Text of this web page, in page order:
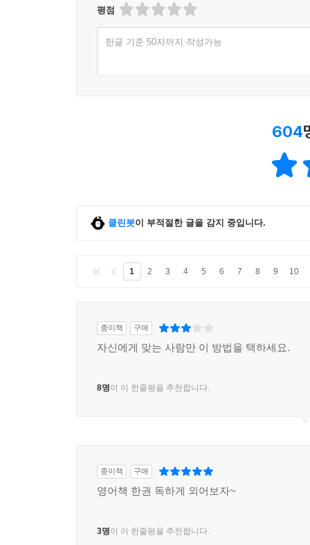
평점
한글 기준 50자까지 작성가능
604
클린봇이 부적절한 글을 감지 중입니다.
1 2 3 4 5 6 7 8 9 10
종이책 구매
자신에게 맞는 사람만 이 방법을 택하세요.
8명이 이 한줄평을 추천합니다.
종이책 구매
영어책 한권 독하게 외어보자~
3명이 이 한줄평을 추천합니다.